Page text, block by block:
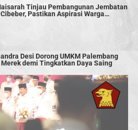
Tinjau Pembangunan Jembatan
Pastikan Aspirasi Warga
Desi Dorong UMKM Palembang
demi Tingkatkan Daya Saing